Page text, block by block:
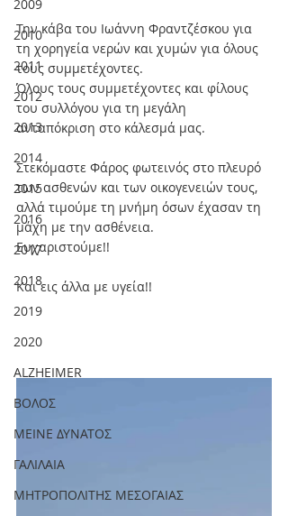
2009
2010
2011
2012
2013
2014
2015
2016
2017
2018
2019
2020
ALZHEIMER
ΒΟΛΟΣ
ΜΕΙΝΕ ΔΥΝΑΤΟΣ
ΓΑΛΙΛΑΙΑ
ΜΗΤΡΟΠΟΛΙΤΗΣ ΜΕΣΟΓΑΙΑΣ
Την κάβα του Ιωάννη Φραντζέσκου για
τη χορηγεία νερών και χυμών για όλους
τους συμμετέχοντες.
Όλους τους συμμετέχοντες και φίλους
του συλλόγου για τη μεγάλη
ανταπόκριση στο κάλεσμά μας.
Στεκόμαστε Φάρος φωτεινός στο πλευρό
των ασθενών και των οικογενειών τους,
αλλά τιμούμε τη μνήμη όσων έχασαν τη
μάχη με την ασθένεια.
Ευχαριστούμε!!
Και εις άλλα με υγεία!!